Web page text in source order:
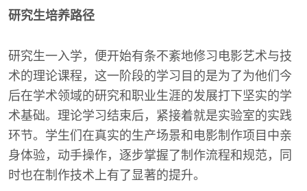
研究生培养路径
研究生一入学，便开始有条不紊地修习电影艺术与技
术的理论课程，这一阶段的学习目的是为了为他们今
后在学术领域的研究和职业生涯的发展打下坚实的学
术基础。理论学习结束后，紧接着就是实验室的实践
环节。学生们在真实的生产场景和电影制作项目中亲
身体验，动手操作，逐步掌握了制作流程和规范，同
时也在制作技术上有了显著的提升。